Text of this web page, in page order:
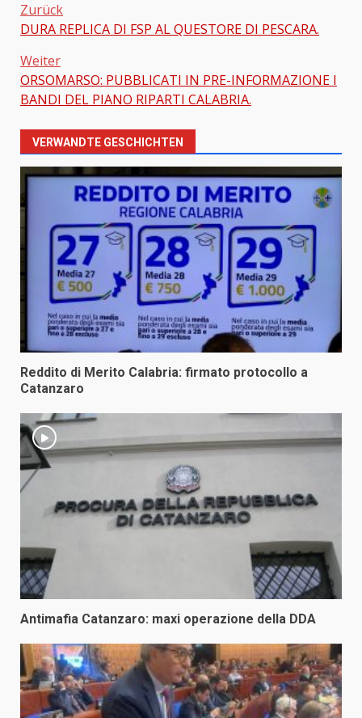
Beitragsnavigation
Zurück
DURA REPLICA DI FSP AL QUESTORE DI PESCARA.
Weiter
ORSOMARSO: PUBBLICATI IN PRE-INFORMAZIONE I
BANDI DEL PIANO RIPARTI CALABRIA.
VERWANDTE GESCHICHTEN
Reddito di Merito Calabria: firmato protocollo a
Catanzaro
Antimafia Catanzaro: maxi operazione della DDA